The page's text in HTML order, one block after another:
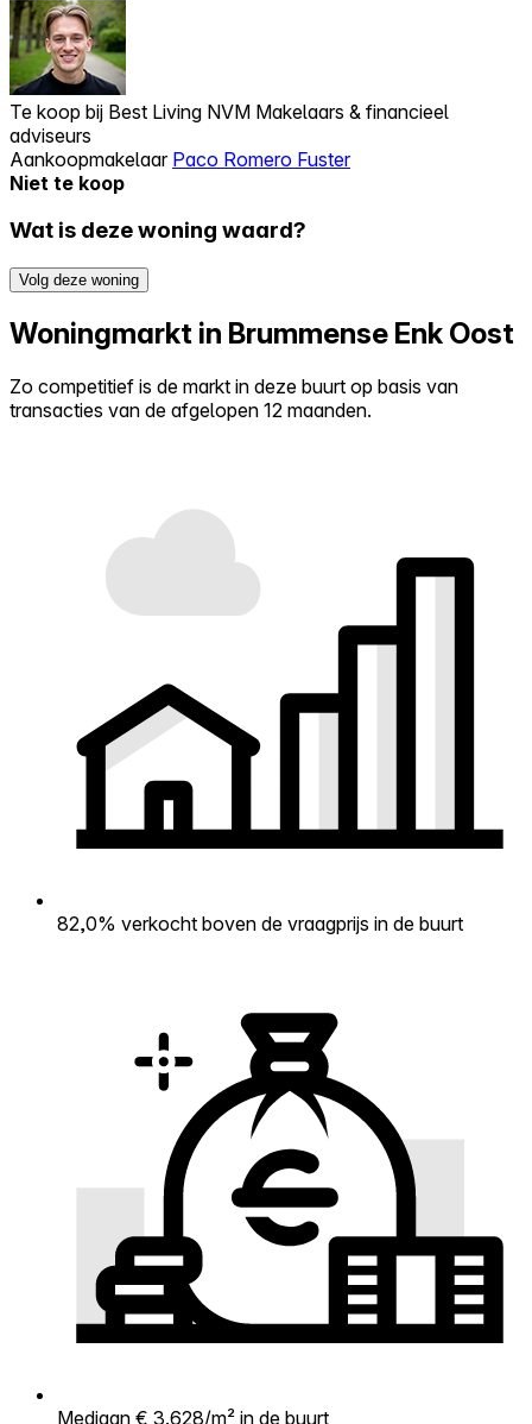
Te koop bij Best Living NVM Makelaars & financieel
adviseurs
Aankoopmakelaar Paco Romero Fuster
Niet te koop
Wat is deze woning waard?
Volg deze woning
Woningmarkt in Brummense Enk Oost
Zo competitief is de markt in deze buurt op basis van
transacties van de afgelopen 12 maanden.
82,0% verkocht boven de vraagprijs in de buurt
Mediaan € 3.628/m² in de buurt